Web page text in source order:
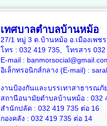
เทศบาลตำบลบ้านหม้อ
27/1 หมู่ 3 ต.บ้านหม้อ อ.เมืองเพช
โทร : 032 419 735, โทรสาร 032
E-mail :
อิเล็กทรอนิกส์กลาง (E-mail) :
งานป้องกันและบรรเทาสาธารณภั
สถานีอนามัยตำบลบ้านหม้อ : 032
สำนักปลัด : 032 419 735 ต่อ 16
กองคลัง : 032 419 735 ต่อ 14